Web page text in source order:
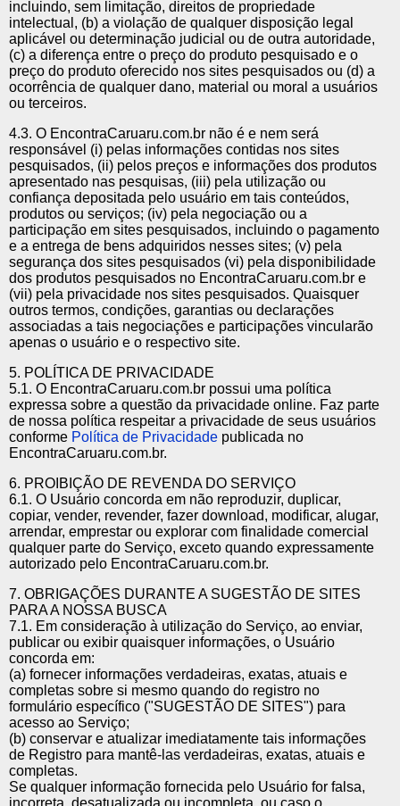
incluindo, sem limitação, direitos de propriedade
intelectual, (b) a violação de qualquer disposição legal
aplicável ou determinação judicial ou de outra autoridade,
(c) a diferença entre o preço do produto pesquisado e o
preço do produto oferecido nos sites pesquisados ou (d) a
ocorrência de qualquer dano, material ou moral a usuários
ou terceiros.
4.3. O EncontraCaruaru.com.br não é e nem será
responsável (i) pelas informações contidas nos sites
pesquisados, (ii) pelos preços e informações dos produtos
apresentado nas pesquisas, (iii) pela utilização ou
confiança depositada pelo usuário em tais conteúdos,
produtos ou serviços; (iv) pela negociação ou a
participação em sites pesquisados, incluindo o pagamento
e a entrega de bens adquiridos nesses sites; (v) pela
segurança dos sites pesquisados (vi) pela disponibilidade
dos produtos pesquisados no EncontraCaruaru.com.br e
(vii) pela privacidade nos sites pesquisados. Quaisquer
outros termos, condições, garantias ou declarações
associadas a tais negociações e participações vincularão
apenas o usuário e o respectivo site.
5. POLÍTICA DE PRIVACIDADE
5.1. O EncontraCaruaru.com.br possui uma política
expressa sobre a questão da privacidade online. Faz parte
de nossa política respeitar a privacidade de seus usuários
conforme Política de Privacidade publicada no
EncontraCaruaru.com.br.
6. PROIBIÇÃO DE REVENDA DO SERVIÇO
6.1. O Usuário concorda em não reproduzir, duplicar,
copiar, vender, revender, fazer download, modificar, alugar,
arrendar, emprestar ou explorar com finalidade comercial
qualquer parte do Serviço, exceto quando expressamente
autorizado pelo EncontraCaruaru.com.br.
7. OBRIGAÇÕES DURANTE A SUGESTÃO DE SITES
PARA A NOSSA BUSCA
7.1. Em consideração à utilização do Serviço, ao enviar,
publicar ou exibir quaisquer informações, o Usuário
concorda em:
(a) fornecer informações verdadeiras, exatas, atuais e
completas sobre si mesmo quando do registro no
formulário específico ("SUGESTÃO DE SITES") para
acesso ao Serviço;
(b) conservar e atualizar imediatamente tais informações
de Registro para mantê-las verdadeiras, exatas, atuais e
completas.
Se qualquer informação fornecida pelo Usuário for falsa,
incorreta, desatualizada ou incompleta, ou caso o